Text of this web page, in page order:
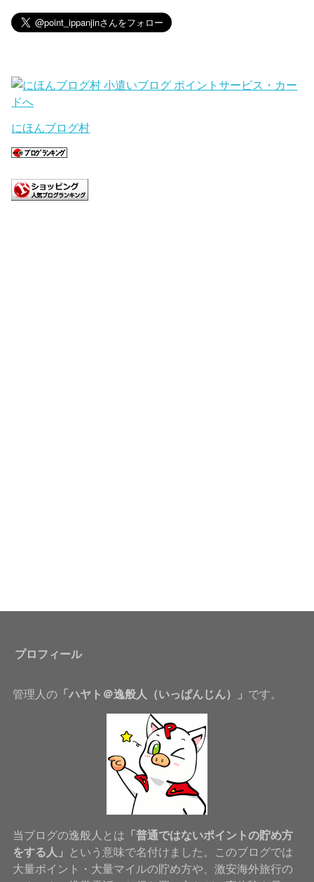
にほんブログ村
プロフィール
管理人の「ハヤト＠逸般人（いっぱんじん）」 です。
当ブログの逸般人とは 「普通ではないポイントの貯め方
をする人」
という意味で名付けました。このブログでは
大量ポイント・大量マイルの貯め方や、激安海外旅行の